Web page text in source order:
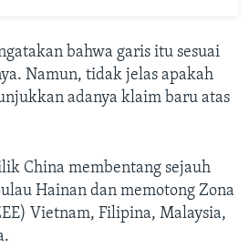
bahwa garis itu sesuai
Namun, tidak jelas apakah
adanya klaim baru atas
China membentang sejauh
Hainan dan memotong Zona
Vietnam, Filipina, Malaysia,